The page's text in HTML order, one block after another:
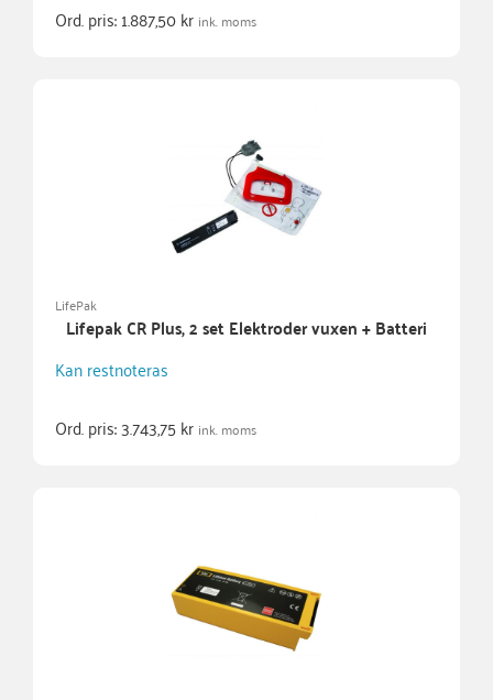
Ord. pris:1.887,50kr ink. moms
LifePak
Lifepak CR Plus, 2 set Elektroder vuxen + Batteri
Kan restnoteras
Ord. pris:3.743,75kr ink. moms